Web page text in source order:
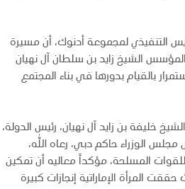
التنفيذي لمجموعة أدنوك، أن مسيرة
الشيخ زايد بن سلطان آل نهيان
بالقيام بدورها في بناء المجتمع
خليفة بن زايد آل نهيان، رئيس الدولة،
الوزراء حاكم دبي، رعاه الله،
المسلحة، مؤكداً معاليه أن تمكين
المرأة الإماراتية إنجازات كبيرة